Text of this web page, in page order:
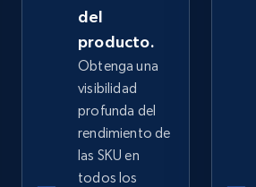
Seller reviews, Breadcrumbs,
2.5K+
Google Shopping
del
producto.
Obtenga una
visibilidad
profunda del
rendimiento de
las SKU en
todos los